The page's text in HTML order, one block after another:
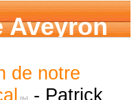
Aveyron
de notre
- Patrick